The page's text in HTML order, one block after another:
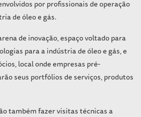
por profissionais de operação
de óleo e gás.
de inovação, espaço voltado para
para a indústria de óleo e gás, e
local onde empresas pré-
seus portfólios de serviços, produtos
também fazer visitas técnicas a